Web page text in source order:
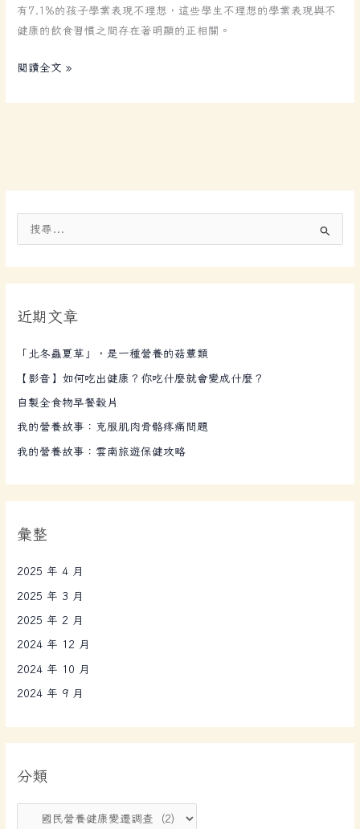
有7.1%的孩子學業表現不理想，這些學生不理想的學業表現與不
健康的飲食習慣之間存在著明顯的正相關。
閱讀全文 »
字
近期文章
「北冬蟲夏草」，是一種營養的菇蕈類
【影音】如何吃出健康？你吃什麼就會變成什麼？
自製全食物早餐穀片
我的營養故事：克服肌肉骨骼疼痛問題
我的營養故事：雲南旅遊保健攻略
彙整
2025 年 4 月
2025 年 3 月
2025 年 2 月
2024 年 12 月
2024 年 10 月
2024 年 9 月
分類